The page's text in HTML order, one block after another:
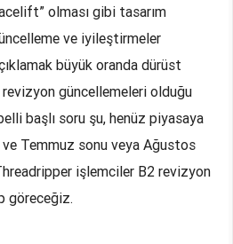
olması gibi tasarım
ve iyileştirmeler
büyük oranda dürüst
güncellemeleri olduğu
başlı soru şu, henüz piyasaya
Temmuz sonu veya Ağustos
işlemciler B2 revizyon
göreceğiz.